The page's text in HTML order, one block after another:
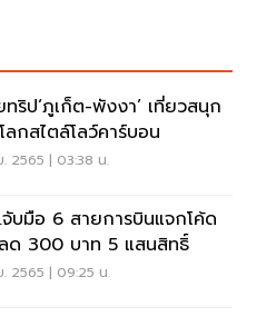
ทริป‘ภูเก็ต-พังงา’ เที่ยวสนุก
ลกสไตล์โลว์คาร์บอน
. 2565 | 03:38 น.
บมือ 6 สายการบินแจกโค้ด
ด 300 บาท 5 แสนสิทธิ์
. 2565 | 09:25 น.